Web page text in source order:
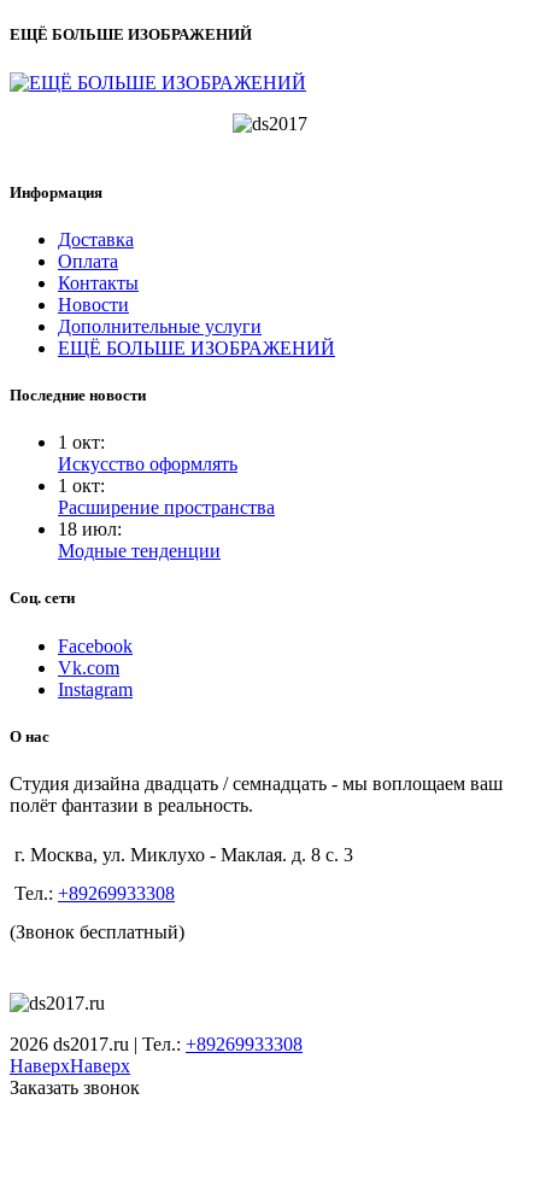
ЕЩЁ БОЛЬШЕ ИЗОБРАЖЕНИЙ
Информация
Доставка
Оплата
Контакты
Новости
Дополнительные услуги
ЕЩЁ БОЛЬШЕ ИЗОБРАЖЕНИЙ
Последние новости
1 окт:
Искусство оформлять
1 окт:
Расширение пространства
18 июл:
Модные тенденции
Соц. сети
Facebook
Vk.com
Instagram
О нас
Студия дизайна двадцать / семнадцать - мы воплощаем ваш
полёт фантазии в реальность.
г. Москва, ул. Миклухо - Маклая. д. 8 с. 3
Тел.: +89269933308
(Звонок бесплатный)
2026 ds2017.ru | Тел.: +89269933308
НаверхНаверх
Заказать звонок